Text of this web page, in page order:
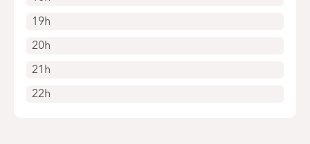
19h
20h
21h
22h